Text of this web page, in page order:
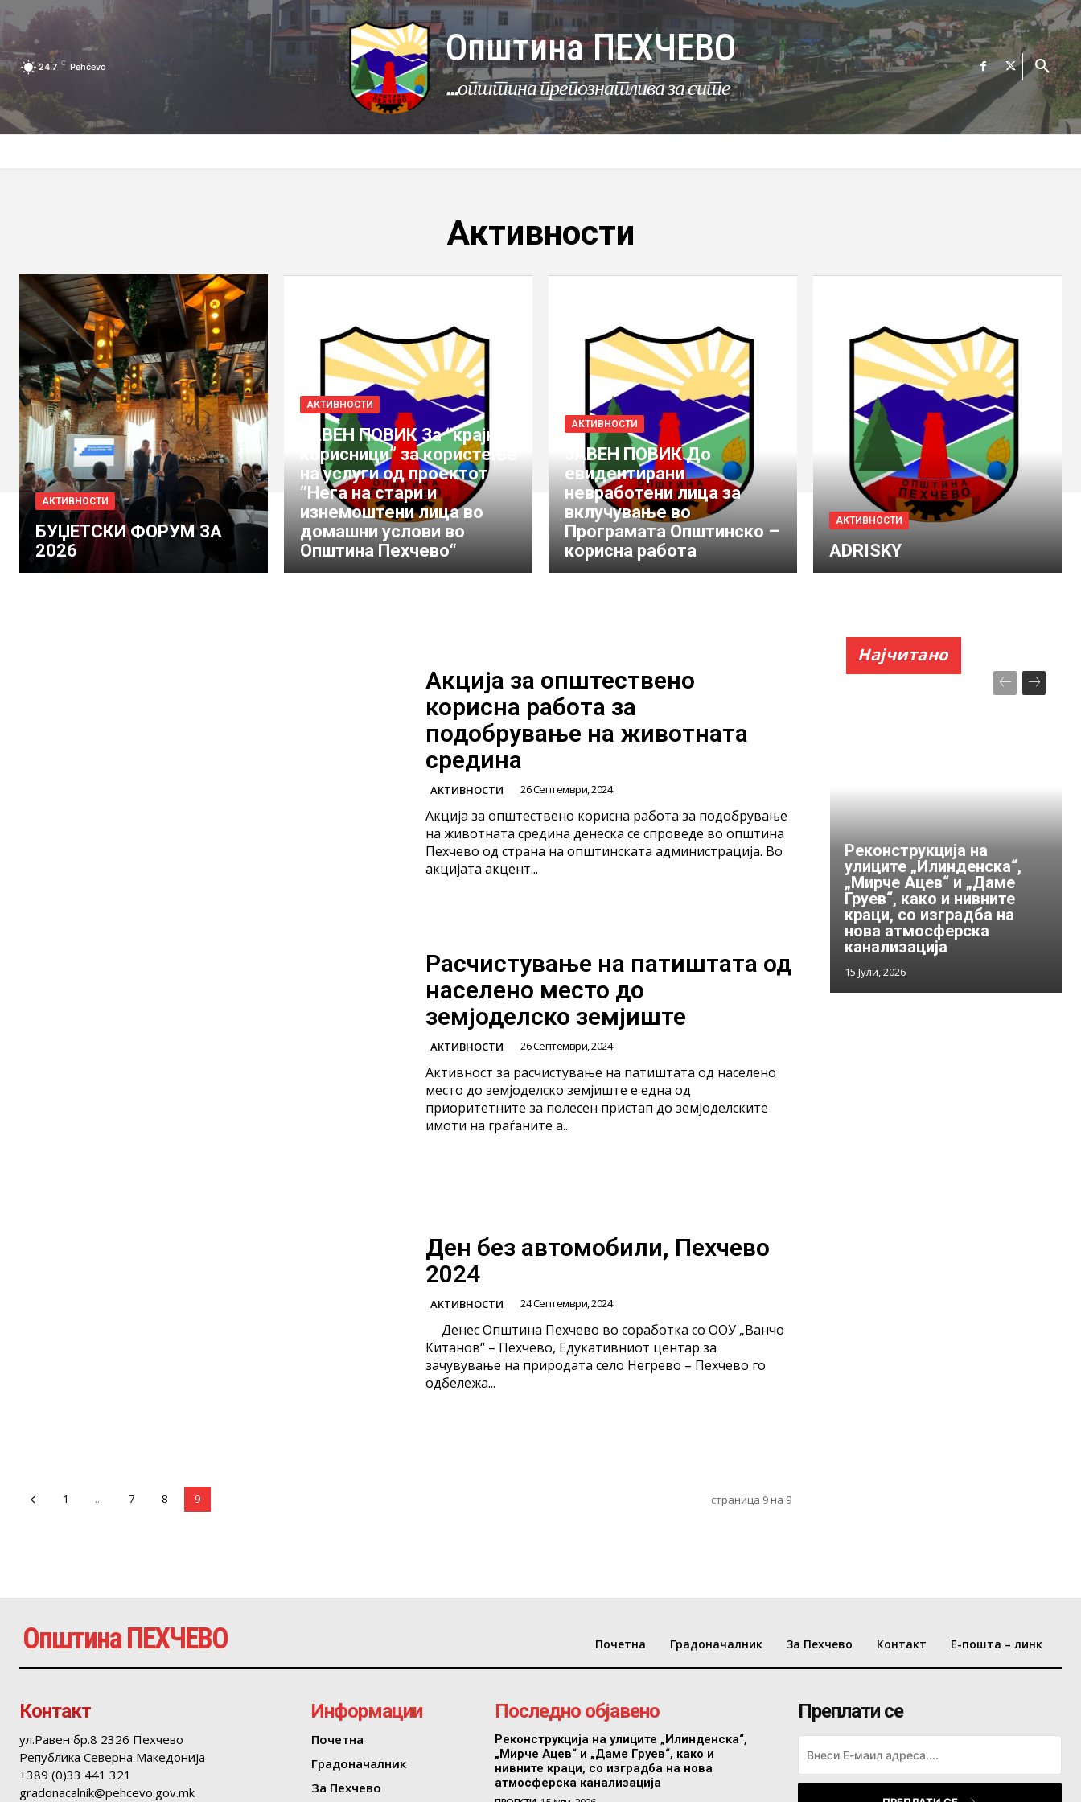
24.7 C Pehčevo Општина ПЕХЧЕВО
...општина препознатлива за сите
Активности
АКТИВНОСТИ
БУЏЕТСКИ ФОРУМ ЗА
2026
АКТИВНОСТИ
JABEН ПОВИК За “крајни
корисници” за користење
на услуги од проектот
“Нега на стари и
изнемоштени лица во
домашни услови во
Општина Пехчево“
АКТИВНОСТИ
JABЕН ПОВИК До
евидентирани
невработени лица за
вклучување во
Програмата Општинско –
корисна работа
АКТИВНОСТИ
ADRISKY
Акција за општествено
корисна работа за
подобрување на животната
средина
АКТИВНОСТИ 26 Септември, 2024
Акција за општествено корисна работа за подобрување
на животната средина денеска се спроведе во општина
Пехчево од страна на општинската администрација. Во
акцијата акцент...
Расчистување на патиштата од
населено место до
земјоделско земјиште
АКТИВНОСТИ 26 Септември, 2024
Активност за расчистување на патиштата од населено
место до земјоделско земјиште е една од
приоритетните за полесен пристап до земјоделските
имоти на граѓаните а...
Ден без автомобили, Пехчево
2024
АКТИВНОСТИ 24 Септември, 2024
Денес Општина Пехчево во соработка со ООУ „Ванчо
Китанов“ – Пехчево, Едукативниот центар за
зачувување на природата село Негрево – Пехчево го
одбележа...
1 ... 7 8 9 страница 9 на 9
Најчитано
Реконструкција на
улиците „Илинденска“,
„Мирче Ацев“ и „Даме
Груев“, како и нивните
краци, со изградба на
нова атмосферска
канализација
15 Јули, 2026
Општина ПЕХЧЕВО Почетна Градоначалник За Пехчево Контакт Е-пошта – линк
Контакт
ул.Равен бр.8 2326 Пехчево
Република Северна Македонија
+389 (0)33 441 321
gradonacalnik@pehcevo.gov.mk
Информации
Почетна
Градоначалник
За Пехчево
Последно објавено
Реконструкција на улиците „Илинденска“,
„Мирче Ацев“ и „Даме Груев“, како и
нивните краци, со изградба на нова
атмосферска канализација
Преплати се